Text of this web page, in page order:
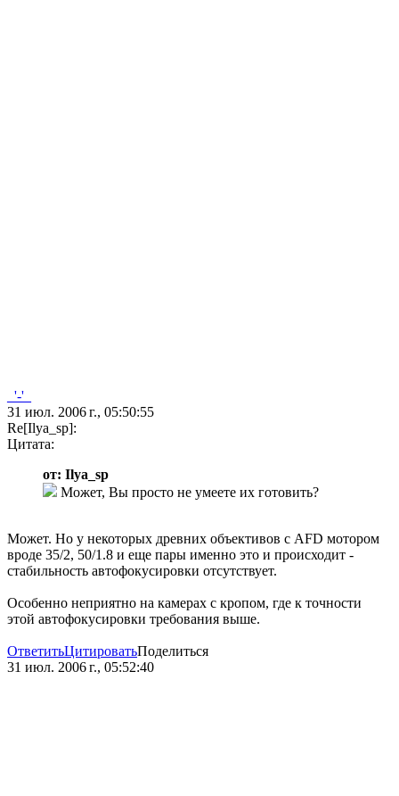
_'-'_
31 июл. 2006 г., 05:50:55
Re[Ilya_sp]:
Цитата:
от: Ilya_sp
Может, Вы просто не умеете их готовить?
Может. Но у некоторых древних объективов с AFD мотором
вроде 35/2, 50/1.8 и еще пары именно это и происходит -
стабильность автофокусировки отсутствует.
Особенно неприятно на камерах с кропом, где к точности
этой автофокусировки требования выше.
ОтветитьЦитироватьПоделиться
31 июл. 2006 г., 05:52:40